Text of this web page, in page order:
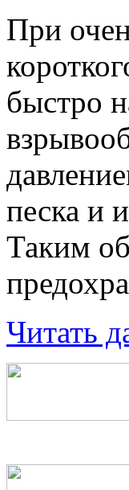
При
быстро
песка и
Таким
Читать